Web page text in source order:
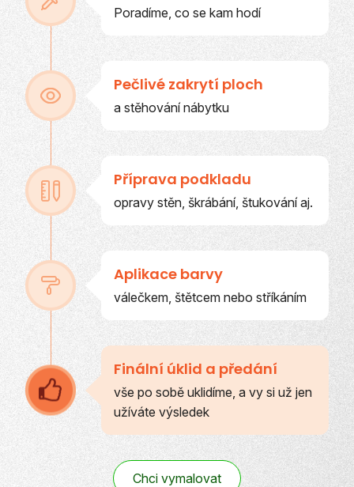
Poradíme, co se kam hodí
Pečlivé zakrytí ploch
a stěhování nábytku
Příprava podkladu
opravy stěn, škrábání, štukování aj.
Aplikace barvy
válečkem, štětcem nebo stříkáním
Finální úklid a předání
vše po sobě uklidíme, a vy si už jen
užíváte výsledek
Chci vymalovat